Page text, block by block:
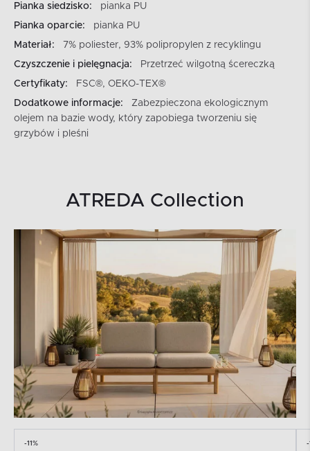
Pianka siedzisko:
pianka PU
Pianka oparcie:
pianka PU
Materiał:
7% poliester, 93% polipropylen z recyklingu
Czyszczenie i pielęgnacja:
Przetrzeć wilgotną ścereczką
Certyfikaty:
FSC®, OEKO-TEX®
Dodatkowe informacje:
Zabezpieczona ekologicznym
olejem na bazie wody, który zapobiega tworzeniu się
grzybów i pleśni
ATREDA Collection
-11% -